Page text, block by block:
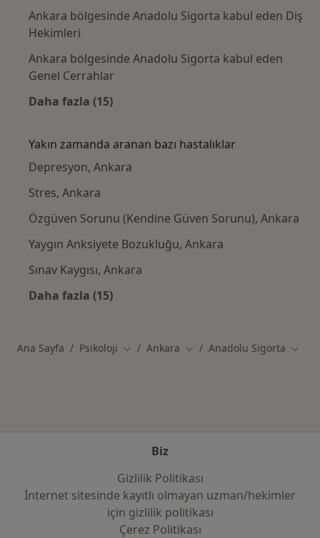
Ankara bölgesinde Anadolu Sigorta kabul eden Diş
Hekimleri
Ankara bölgesinde Anadolu Sigorta kabul eden
Genel Cerrahlar
Daha fazla (15)
Yakın zamanda aranan bazı hastalıklar
Depresyon, Ankara
Stres, Ankara
Özgüven Sorunu (Kendine Güven Sorunu), Ankara
Yaygın Anksiyete Bozukluğu, Ankara
Sınav Kaygısı, Ankara
Daha fazla (15)
Ana Sayfa Psikoloji Şehir değiştir
Ankara Şehir değiştir
Anadolu Sigorta Şehir
Biz
Gizlilik Politikası
İnternet sitesinde kayıtlı olmayan uzman/hekimler
i̇çin gizlilik politikası
Çerez Politikası